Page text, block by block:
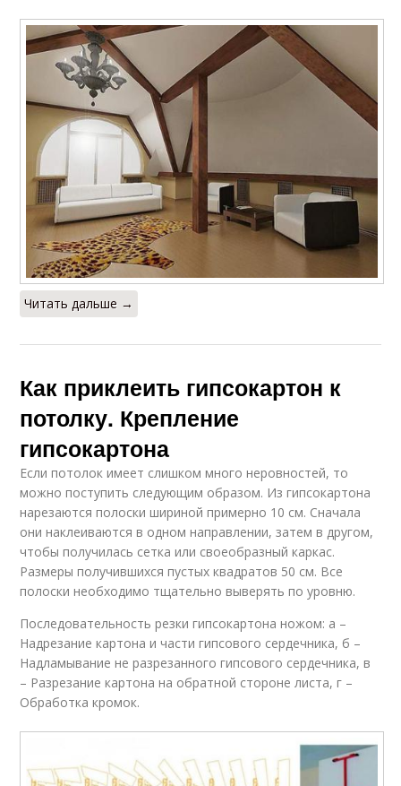
Читать дальше →
Как приклеить гипсокартон к
потолку. Крепление
гипсокартона
Если потолок имеет слишком много неровностей, то
можно поступить следующим образом. Из гипсокартона
нарезаются полоски шириной примерно 10 см. Сначала
они наклеиваются в одном направлении, затем в другом,
чтобы получилась сетка или своеобразный каркас.
Размеры получившихся пустых квадратов 50 см. Все
полоски необходимо тщательно выверять по уровню.
Последовательность резки гипсокартона ножом: а –
Надрезание картона и части гипсового сердечника, б –
Надламывание не разрезанного гипсового сердечника, в
– Разрезание картона на обратной стороне листа, г –
Обработка кромок.